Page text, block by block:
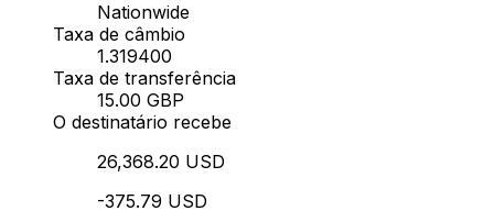
Nationwide
Taxa de câmbio
1.319400
Taxa de transferência
15.00 GBP
O destinatário recebe
26,368.20 USD
-375.79 USD